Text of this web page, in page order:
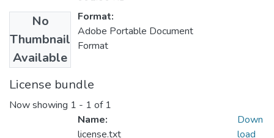
No
Thumbnail
Available
Format:
Adobe Portable Document
Format
License bundle
Now showing 1 - 1 of 1
Name:
license.txt
Down
load